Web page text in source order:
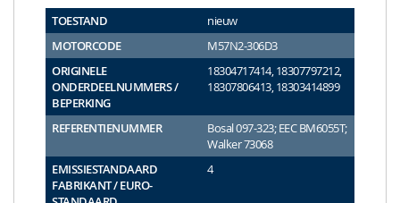
TOESTAND
nieuw
MOTORCODE
M57N2-306D3
ORIGINELE
ONDERDEELNUMMERS /
BEPERKING
18304717414, 18307797212,
18307806413, 18303414899
REFERENTIENUMMER
Bosal 097-323; EEC BM6055T;
Walker 73068
EMISSIESTANDAARD
FABRIKANT / EURO-
4